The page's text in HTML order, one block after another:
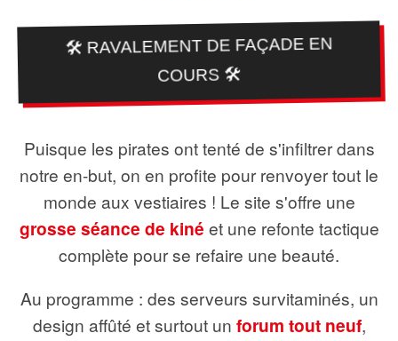
🛠️ RAVALEMENT DE FAÇADE EN
COURS 🛠️
Puisque les pirates ont tenté de s'infiltrer dans
notre en-but, on en profite pour renvoyer tout le
monde aux vestiaires ! Le site s'offre une
grosse séance de kiné et une refonte tactique
complète pour se refaire une beauté.
Au programme : des serveurs survitaminés, un
design affûté et surtout un forum tout neuf,